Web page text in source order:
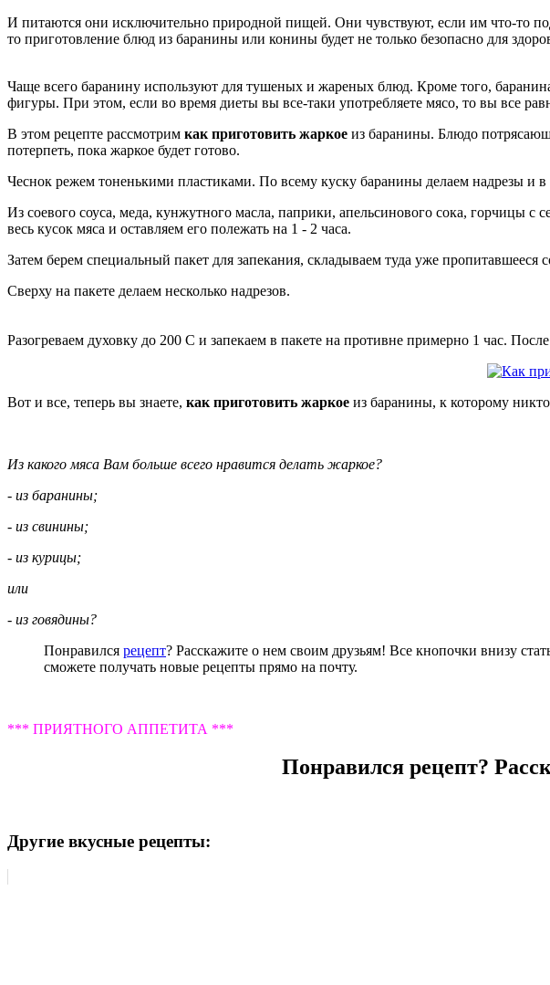
И питаются они исключительно природной пищей. Они чувствуют, если им что-то
то приготовление блюд из баранины или конины будет не только безопасно для
Чаще всего баранину используют для тушеных и жареных блюд. Кроме того,
фигуры. При этом, если во время диеты вы все-таки употребляете мясо, то вы все
В этом рецепте рассмотрим как приготовить жаркое из баранины. Блюдо
потерпеть, пока жаркое будет готово.
Чеснок режем тоненькими пластиками. По всему куску баранины делаем надрезы и в
Из соевого соуса, меда, кунжутного масла, паприки, апельсинового сока, горчицы
весь кусок мяса и оставляем его полежать на 1 - 2 часа.
Затем берем специальный пакет для запекания, складываем туда уже
Сверху на пакете делаем несколько надрезов.
Разогреваем духовку до 200 С и запекаем в пакете на противне примерно 1 час.
Вот и все, теперь вы знаете, как приготовить жаркое из баранины, к которому
Из какого мяса Вам больше всего нравится делать жаркое?
- из баранины;
- из свинины;
- из курицы;
или
- из говядины?
Понравился рецепт? Расскажите о нем своим друзьям! Все кнопочки внизу
сможете получать новые рецепты прямо на почту.
*** ПРИЯТНОГО АППЕТИТА ***
Понравился рецепт?
Другие вкусные рецепты: